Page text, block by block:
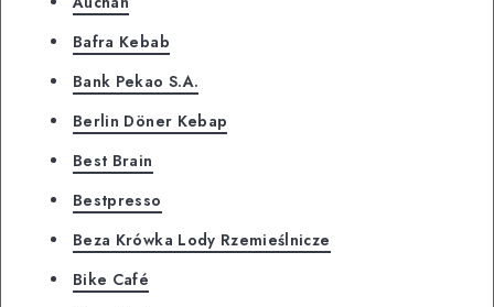
Bafra Kebab
Bank Pekao S.A.
Berlin Döner Kebap
Best Brain
Bestpresso
Beza Krówka Lody Rzemieślnicze
Bike Café